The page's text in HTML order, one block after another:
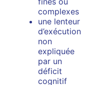
complexes
une lenteur
d’exécution
non
expliquée
par un
déficit
cognitif